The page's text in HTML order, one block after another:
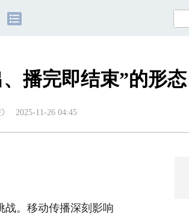
播完即结束”的形态
2025-11-26 04:45
。移动传播深刻影响